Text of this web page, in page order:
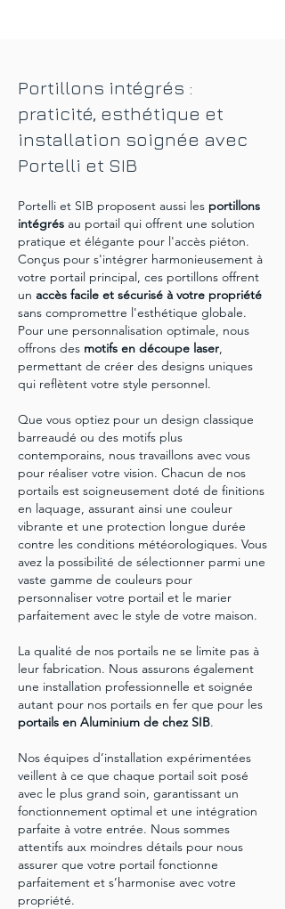
allient esthétique et performance.
autoportés éliminent le besoin de rails
au sol, offrant ainsi une installation plus
facile et une apparence épurée. Les
portails coulissants antagonistes, avec
leurs vantaux qui se déplacent dans des
les grandes ouvertures, tandis que les
portails coulissants télescopiques
maximisent l'utilisation de l'espace en
se repliant sur eux-mêmes. Pour ceux
qui possède une entrée plus réduite,
nos portails à vantaux restent un choix
indémodable, offrant de l’élégance
avec une fonctionnalité robuste.
Portillons intégrés :
praticité, esthétique et
installation soignée avec
Portelli et SIB
Portelli et SIB proposent aussi les portillons
intégrés au portail qui offrent une solution
pratique et élégante pour l'accès piéton.
Conçus pour s'intégrer harmonieusement à
votre portail principal, ces portillons offrent
un accès facile et sécurisé à votre propriété
sans compromettre l'esthétique globale.
Pour une personnalisation optimale, nous
offrons des motifs en découpe laser,
permettant de créer des designs uniques
qui reflètent votre style personnel.
Que vous optiez pour un design classique
barreaudé ou des motifs plus
contemporains, nous travaillons avec vous
pour réaliser votre vision. Chacun de nos
portails est soigneusement doté de finitions
en laquage, assurant ainsi une couleur
vibrante et une protection longue durée
contre les conditions météorologiques. Vous
avez la possibilité de sélectionner parmi une
vaste gamme de couleurs pour
personnaliser votre portail et le marier
parfaitement avec le style de votre maison.
La qualité de nos portails ne se limite pas à
leur fabrication. Nous assurons également
une installation professionnelle et soignée
autant pour nos portails en fer que pour les
portails en Aluminium de chez SIB.
Nos équipes d’installation expérimentées
veillent à ce que chaque portail soit posé
avec le plus grand soin, garantissant un
fonctionnement optimal et une intégration
parfaite à votre entrée. Nous sommes
attentifs aux moindres détails pour nous
assurer que votre portail fonctionne
parfaitement et s’harmonise avec votre
propriété.